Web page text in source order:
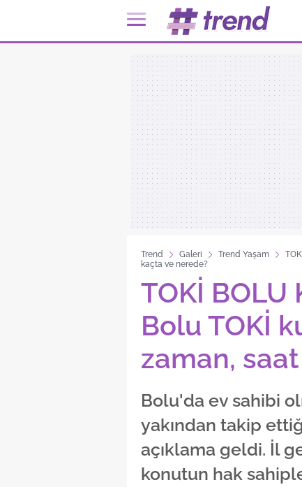
Trend Galeri Trend Yaşam
kaçta ve nerede?
TOKİ BOLU
Bolu TOKİ
zaman,
Bolu'da ev sahibi
yakından takip
açıklama geldi. İl
konutun hak